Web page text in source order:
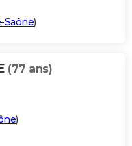
Saône)
(77 ans)
)